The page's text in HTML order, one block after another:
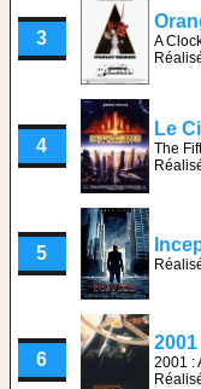
3
A
4
Le
The
5
6
2001 :